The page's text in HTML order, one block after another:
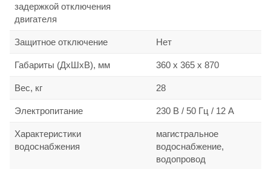
задержкой отключения
двигателя
Защитное отключение Нет
Габариты (ДхШхВ), мм 360 х 365 х 870
Вес, кг 28
Электропитание 230 В / 50 Гц / 12 А
Характеристики
водоснабжения
магистральное
водоснабжение,
водопровод